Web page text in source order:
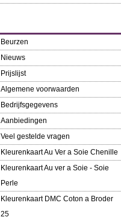
Beurzen
Nieuws
Prijslijst
Algemene voorwaarden
Bedrijfsgegevens
Aanbiedingen
Veel gestelde vragen
Kleurenkaart Au Ver a Soie Chenille
Kleurenkaart Au ver a Soie - Soie
Perle
Kleurenkaart DMC Coton a Broder
25